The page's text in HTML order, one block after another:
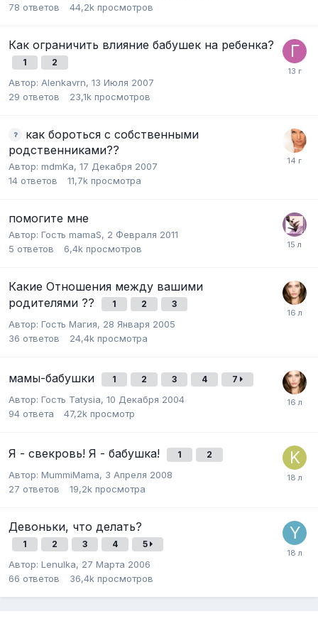
78 ответов 44,2k просмотров
Как ограничить влияние бабушек на ребенка?
1 2
Автор: Alenkavrn, 13 Июля 2007
29 ответов 23,1k просмотров
как бороться с собственными
родственниками??
Автор: mdmKa, 17 Декабря 2007
14 ответов 11,7k просмотра
помогите мне
Автор: Гость mamaS, 2 Февраля 2011
5 ответов 6,4k просмотров
Какие Отношения между вашими
родителями ??
1 2 3
Автор: Гость Магия, 28 Января 2005
36 ответов 24,4k просмотра
мамы-бабушки 1 2 3 4 7
Автор: Гость Tatysia, 10 Декабря 2004
94 ответа 47,2k просмотр
Я - свекровь! Я - бабушка! 1 2
Автор: MummiMama, 3 Апреля 2008
27 ответов 19,2k просмотра
Девоньки, что делать?
1 2 3 4 5
Автор: Lenulka, 27 Марта 2006
66 ответов 36,4k просмотров